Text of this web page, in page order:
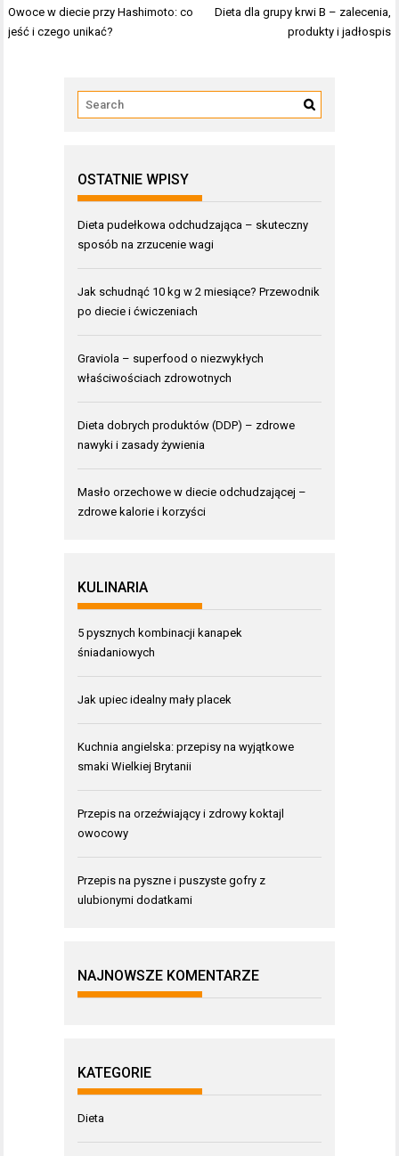
Nawigacja
wpisu
Owoce w diecie przy Hashimoto: co
jeść i czego unikać?
Dieta dla grupy krwi B – zalecenia,
produkty i jadłospis
OSTATNIE WPISY
Dieta pudełkowa odchudzająca – skuteczny
sposób na zrzucenie wagi
Jak schudnąć 10 kg w 2 miesiące? Przewodnik
po diecie i ćwiczeniach
Graviola – superfood o niezwykłych
właściwościach zdrowotnych
Dieta dobrych produktów (DDP) – zdrowe
nawyki i zasady żywienia
Masło orzechowe w diecie odchudzającej –
zdrowe kalorie i korzyści
KULINARIA
5 pysznych kombinacji kanapek
śniadaniowych
Jak upiec idealny mały placek
Kuchnia angielska: przepisy na wyjątkowe
smaki Wielkiej Brytanii
Przepis na orzeźwiający i zdrowy koktajl
owocowy
Przepis na pyszne i puszyste gofry z
ulubionymi dodatkami
NAJNOWSZE KOMENTARZE
KATEGORIE
Dieta